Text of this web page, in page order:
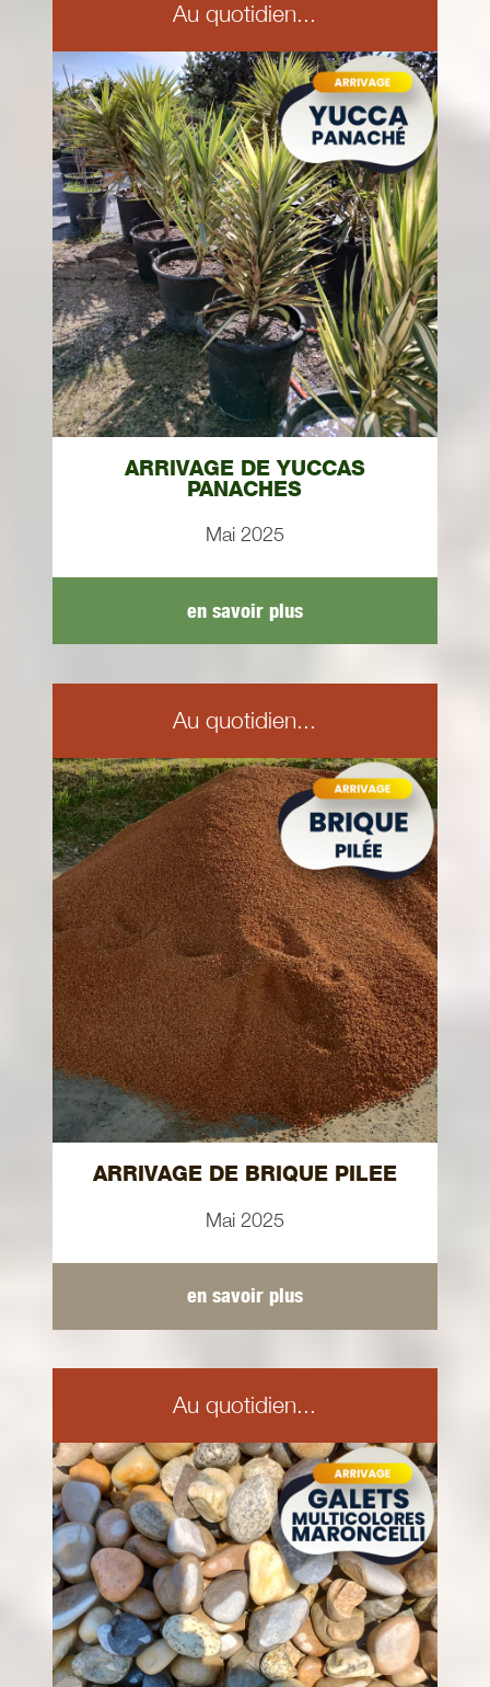
Au quotidien...
ARRIVAGE DE YUCCAS
PANACHES
Mai 2025
en savoir plus
Au quotidien...
ARRIVAGE DE BRIQUE PILEE
Mai 2025
en savoir plus
Au quotidien...